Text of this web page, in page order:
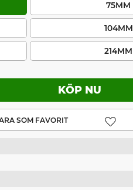
75MM
104MM
214MM
Lägg till i favoriter